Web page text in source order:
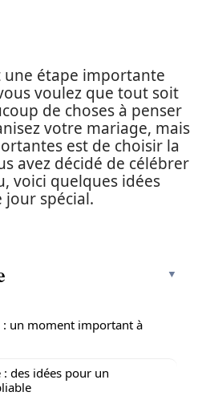
une étape importante
voulez que tout soit
de choses à penser
votre mariage, mais
est de choisir la
avez décidé de célébrer
voici quelques idées
spécial.
: un moment important à
des idées pour un